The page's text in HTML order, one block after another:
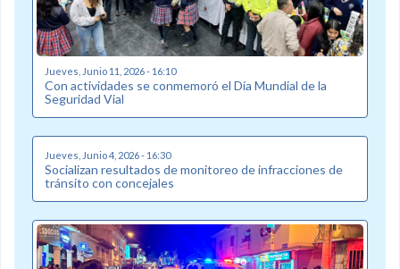
Jueves, Junio 11, 2026 - 16:10
Con actividades se conmemoró el Día Mundial de la
Seguridad Vial
Jueves, Junio 4, 2026 - 16:30
Socializan resultados de monitoreo de infracciones de
tránsito con concejales